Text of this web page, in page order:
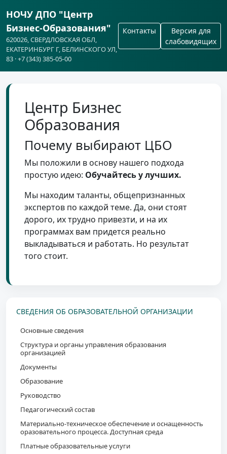
НОЧУ ДПО "Центр
Бизнес-Образования"
620026, СВЕРДЛОВСКАЯ ОБЛ,
ЕКАТЕРИНБУРГ Г, БЕЛИНСКОГО УЛ,
83 · +7 (343) 385-05-00
Контакты
Версия для
слабовидящих
Центр Бизнес
Образования
Почему выбирают ЦБО
Мы положили в основу нашего подхода
простую идею: Обучайтесь у лучших.
Мы находим таланты, общепризнанных
экспертов по каждой теме. Да, они стоят
дорого, их трудно привезти, и на их
программах вам придется реально
выкладываться и работать. Но результат
того стоит.
СВЕДЕНИЯ ОБ ОБРАЗОВАТЕЛЬНОЙ ОРГАНИЗАЦИИ
Основные сведения
Структура и органы управления образования
организацией
Документы
Образование
Руководство
Педагогический состав
Материально-техническое обеспечение и оснащенность
оразовательного процесса. Доступная среда
Платные образовательные услуги